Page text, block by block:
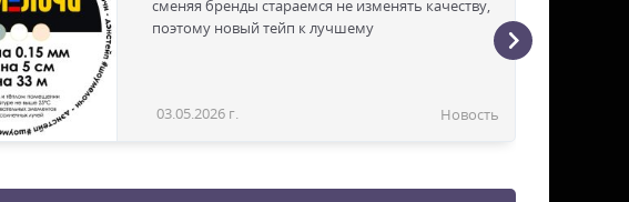
сменяя бренды стараемся не изменять качеству,
поэтому новый тейп к лучшему
03.05.2026 г. Новость